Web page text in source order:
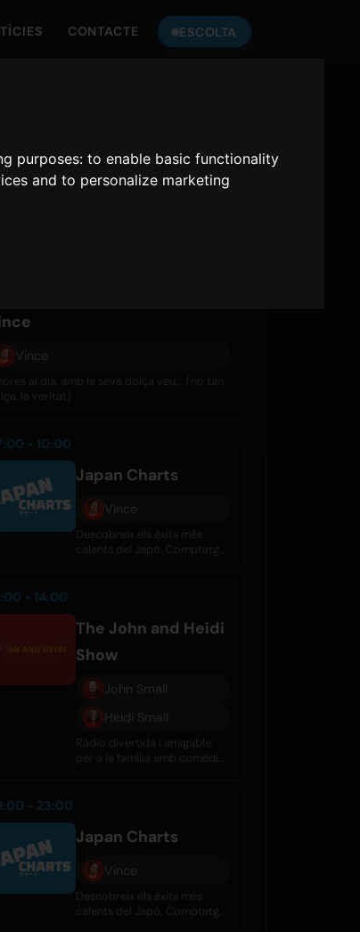
purposes:to enable basic functionality
and to personalize marketing
CONTACTE ESCOLTA
Vince
al dia, amb la seva dolça veu... (no tan
la veritat)
- 10:00
Japan Charts
Vince
Descobreix els èxits més
calents del Japó. Comptatge
- 14:00
The John and Heidi
Show
John Small
Heidi Small
Ràdio divertida i amigable
per a la família amb comèdia,
- 23:00
Japan Charts
Vince
Descobreix els èxits més
calents del Japó. Comptatge